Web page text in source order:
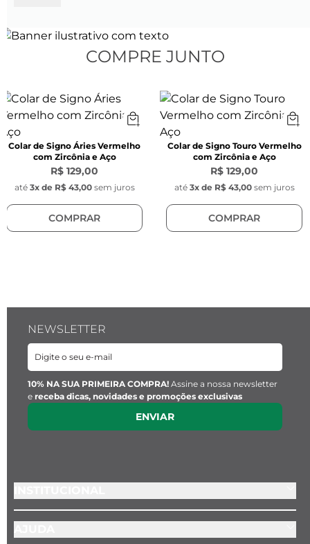
Corda de cetim
Cor: Vermelho
Pingente Redondo Signo:
Largura: 1,1 mm
Largura: 9,5 mm x 5 mm
Material: Pedra Natural
Largura: 1 cm
COMPRE JUNTO
Colar de Signo Áries Vermelho
com Zircônia e Aço
R$ 129,00
até 3x de R$ 43,00 sem juros
COMPRAR
Colar de Signo Touro Vermelho
com Zircônia e Aço
R$ 129,00
até 3x de R$ 43,00 sem juros
COMPRAR
NEWSLETTER
10% NA SUA PRIMEIRA COMPRA! Assine a nossa newsletter
e receba dicas, novidades e promoções exclusivas
ENVIAR